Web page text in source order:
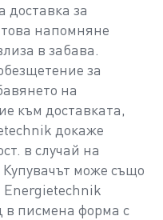
доставка за
напомняне
в забава.
за
на
към доставката,
докаже
в случай на
може също
в писмена форма с